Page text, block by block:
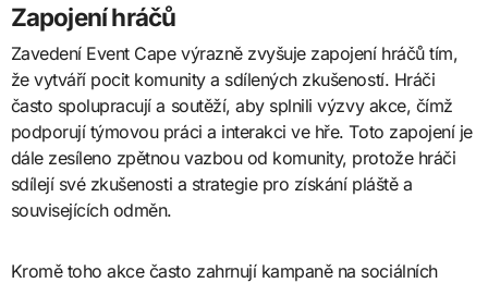
Zapojení hráčů
Zavedení Event Cape výrazně zvyšuje zapojení hráčů tím,
že vytváří pocit komunity a sdílených zkušeností. Hráči
často spolupracují a soutěží, aby splnili výzvy akce, čímž
podporují týmovou práci a interakci ve hře. Toto zapojení je
dále zesíleno zpětnou vazbou od komunity, protože hráči
sdílejí své zkušenosti a strategie pro získání pláště a
souvisejících odměn.
Kromě toho akce často zahrnují kampaně na sociálních